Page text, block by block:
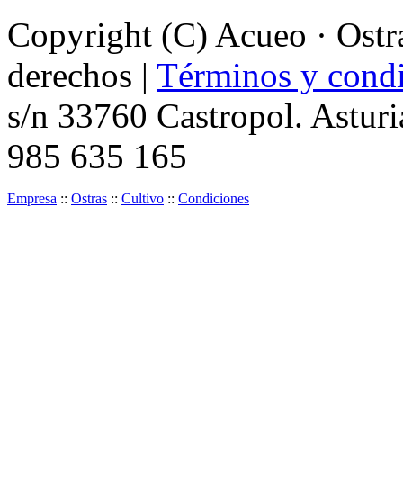
Copyright (C) Acueo ·
derechos | Términos y
s/n 33760 Castropol.
985 635 165
Empresa :: Ostras :: Cultivo :: Condiciones